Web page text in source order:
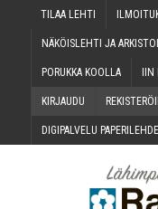
TILAA LEH­TI
NÄKÖIS­LEH­TI JA
PORUK­KA KOOLLA
KIR­JAU­DU
DIGI­PAL­VE­LU